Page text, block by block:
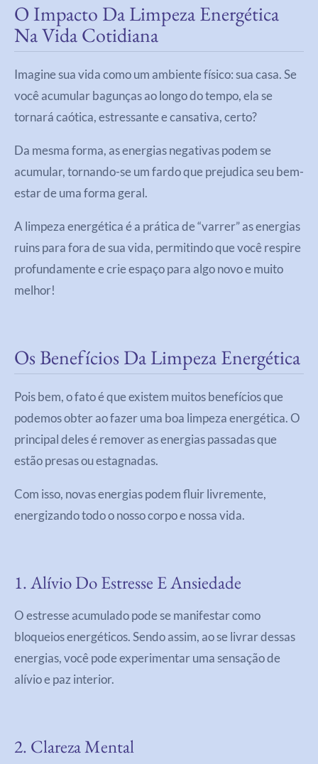
O Impacto Da Limpeza Energética
Na Vida Cotidiana
Imagine sua vida como um ambiente físico: sua casa. Se
você acumular bagunças ao longo do tempo, ela se
tornará caótica, estressante e cansativa, certo?
Da mesma forma, as energias negativas podem se
acumular, tornando-se um fardo que prejudica seu bem-
estar de uma forma geral.
A limpeza energética é a prática de “varrer” as energias
ruins para fora de sua vida, permitindo que você respire
profundamente e crie espaço para algo novo e muito
melhor!
Os Benefícios Da Limpeza Energética
Pois bem, o fato é que existem muitos benefícios que
podemos obter ao fazer uma boa limpeza energética. O
principal deles é remover as energias passadas que
estão presas ou estagnadas.
Com isso, novas energias podem fluir livremente,
energizando todo o nosso corpo e nossa vida.
1. Alívio Do Estresse E Ansiedade
O estresse acumulado pode se manifestar como
bloqueios energéticos. Sendo assim, ao se livrar dessas
energias, você pode experimentar uma sensação de
alívio e paz interior.
2. Clareza Mental